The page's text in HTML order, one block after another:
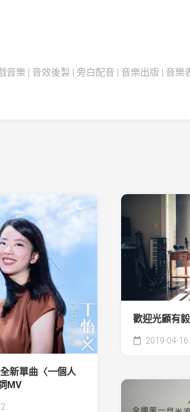
樂 | 音效後製 | 旁白配音 | 音樂出版 | 音
新單曲〈一個人
MV
歡迎光顧有
2019-04-16